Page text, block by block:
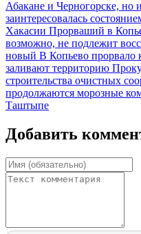
Абакане и Черногорске, но
заинтересовалась
Хакасии Прорваший в
возможно, не подлежит
новый В Копьево прорвало
заливают территорию
строительства очистных
продолжаются морозные
Таштыпе
Добавить